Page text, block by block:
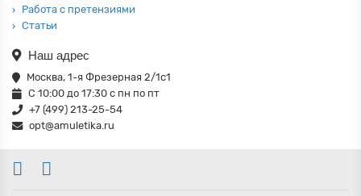
Работа с претензиями
Статьи
Наш адрес
Москва, 1-я Фрезерная 2/1с1
С 10:00 до 17:30 с пн по пт
+7 (499) 213-25-54
opt@amuletika.ru